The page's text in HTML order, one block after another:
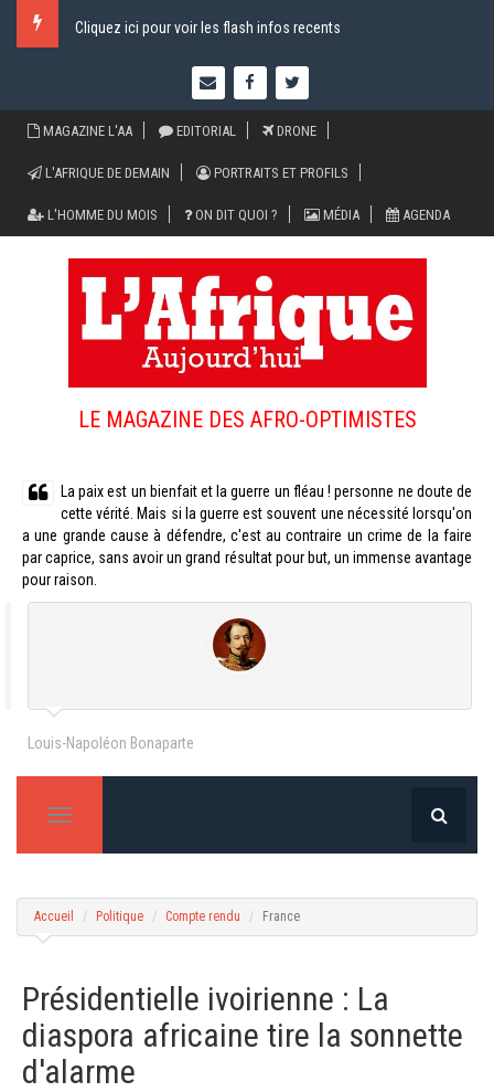
Cliquez ici pour voir les flash infos recents
MAGAZINE L'AA EDITORIAL DRONE
L'AFRIQUE DE DEMAIN PORTRAITS ET PROFILS
L'HOMME DU MOIS ON DIT QUOI ? MÉDIA AGENDA
LE MAGAZINE DES AFRO-OPTIMISTES
La paix est un bienfait et la guerre un fléau ! personne ne doute de
cette vérité. Mais si la guerre est souvent une nécessité lorsqu'on
a une grande cause à défendre, c'est au contraire un crime de la faire
par caprice, sans avoir un grand résultat pour but, un immense avantage
pour raison.
Louis-Napoléon Bonaparte
T
v
i
g
a
Accueil Politique Compte rendu France
Présidentielle ivoirienne : La
diaspora africaine tire la sonnette
d'alarme